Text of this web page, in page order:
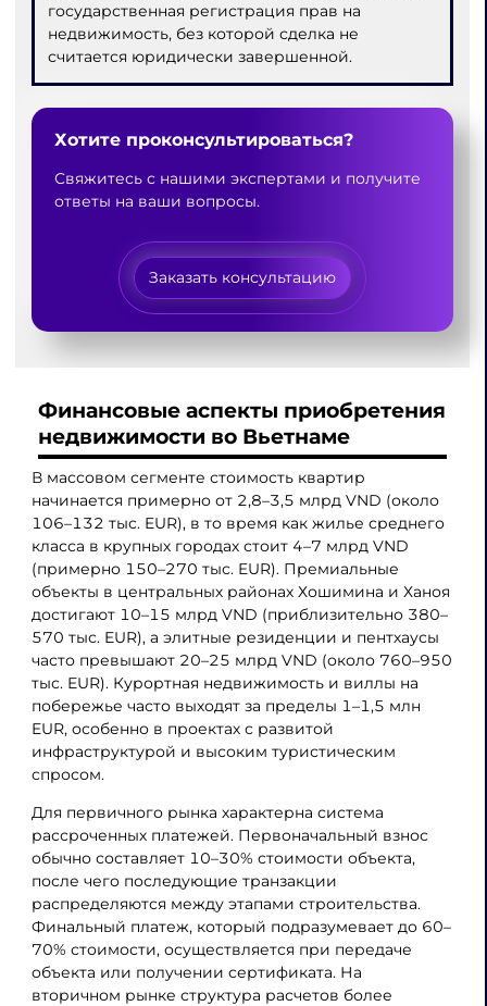
государственная регистрация прав на
недвижимость, без которой сделка не
считается юридически завершенной.
Хотите проконсультироваться?
Свяжитесь с нашими экспертами и получите
ответы на ваши вопросы.
Заказать консультацию
Финансовые аспекты приобретения
недвижимости во Вьетнаме
В массовом сегменте стоимость квартир
начинается примерно от 2,8–3,5 млрд VND (около
106–132 тыс. EUR), в то время как жилье среднего
класса в крупных городах стоит 4–7 млрд VND
(примерно 150–270 тыс. EUR). Премиальные
объекты в центральных районах Хошимина и Ханоя
достигают 10–15 млрд VND (приблизительно 380–
570 тыс. EUR), а элитные резиденции и пентхаусы
часто превышают 20–25 млрд VND (около 760–950
тыс. EUR). Курортная недвижимость и виллы на
побережье часто выходят за пределы 1–1,5 млн
EUR, особенно в проектах с развитой
инфраструктурой и высоким туристическим
спросом.
Для первичного рынка характерна система
рассроченных платежей. Первоначальный взнос
обычно составляет 10–30% стоимости объекта,
после чего последующие транзакции
распределяются между этапами строительства.
Финальный платеж, который подразумевает до 60–
70% стоимости, осуществляется при передаче
объекта или получении сертификата. На
вторичном рынке структура расчетов более